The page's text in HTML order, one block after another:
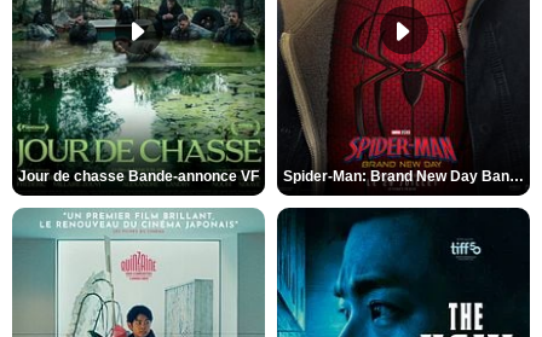
Jour de chasse Bande-annonce VF Spider-Man: Brand New Day Bande-annonce (3) VO STFR